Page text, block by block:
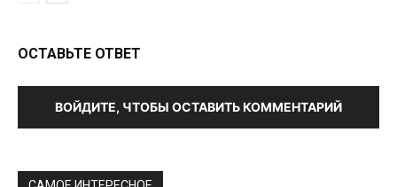
ОСТАВЬТЕ ОТВЕТ
ВОЙДИТЕ, ЧТОБЫ ОСТАВИТЬ КОММЕНТАРИЙ